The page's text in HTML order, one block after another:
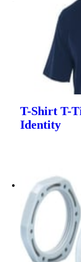
T-Shirt T-
Identity